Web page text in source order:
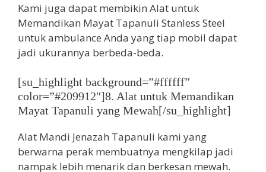
Kami juga dapat membikin Alat untuk
Memandikan Mayat Tapanuli Stanless Steel
untuk ambulance Anda yang tiap mobil dapat
jadi ukurannya berbeda-beda.
[su_highlight background=”#ffffff”
color=”#209912″]8. Alat untuk Memandikan
Mayat Tapanuli yang Mewah[/su_highlight]
Alat Mandi Jenazah Tapanuli kami yang
berwarna perak membuatnya mengkilap jadi
nampak lebih menarik dan berkesan mewah.